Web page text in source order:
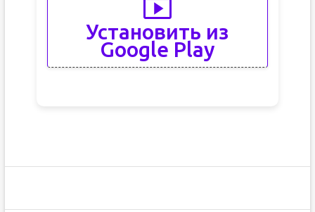
Установить из
Google Play